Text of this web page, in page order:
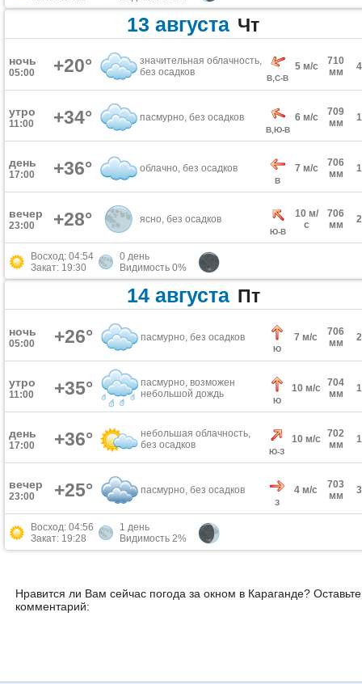
13 августа Чт
ночь
05:00 +20°
значительная облачность,
без осадков
В,С-В
5 м/с
710
мм
утро
11:00 +34° пасмурно, без осадков
В,Ю-В
6 м/с
709
мм
день
17:00 +36° облачно, без осадков
В
7 м/с
706
мм
вечер
23:00 +28° ясно, без осадков
Ю-В
10 м/
с
706
мм
Восход: 04:54
Закат: 19:30
0 день
Видимость 0%
14 августа Пт
ночь
05:00 +26° пасмурно, без осадков
Ю
7 м/с
706
мм
утро
11:00 +35°
пасмурно, возможен
небольшой дождь
Ю
10 м/с
704
мм
день
17:00 +36°
небольшая облачность,
без осадков
Ю-З
10 м/с
702
мм
вечер
23:00 +25° пасмурно, без осадков
З
4 м/с
703
мм
Восход: 04:56
Закат: 19:28
1 день
Видимость 2%
Нравится ли Вам сейчас погода за окном в Караганде? Оставьте
комментарий: